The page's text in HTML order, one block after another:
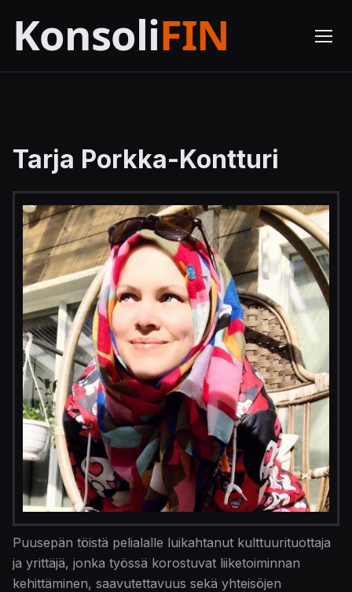
Tarja Porkka-Kontturi
Puusepän töistä pelialalle luikahtanut kulttuurituottaja
ja yrittäjä, jonka työssä korostuvat liiketoiminnan
kehittäminen, saavutettavuus sekä yhteisöjen